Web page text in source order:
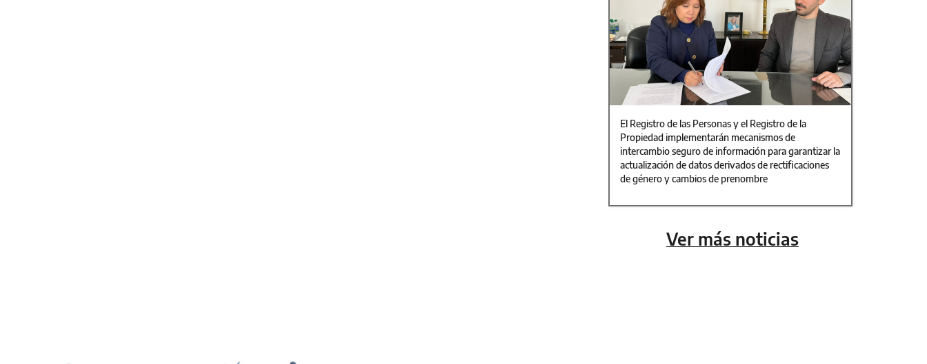
El Registro de las Personas y el Registro de la
Propiedad implementarán mecanismos de
intercambio seguro de información para garantizar la
actualización de datos derivados de rectificaciones
de género y cambios de prenombre
Ver más noticias